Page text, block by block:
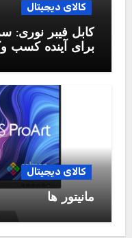
کالای دیجیتال
کابل فیبر نوری:
برای آینده کسب
کالای دیجیتال
مانیتور ها